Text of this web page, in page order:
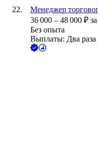
Менеджер
36 000 – 48 000 ₽
Без опыта
Выплаты: Два раза